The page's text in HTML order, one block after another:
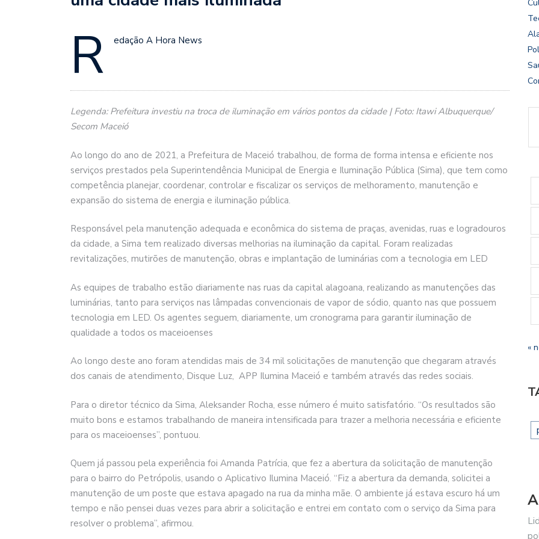
R edação A Hora News
Legenda: Prefeitura investiu na troca de iluminação em vários pontos da cidade | Foto: Itawi Albuquerque/
Secom Maceió
Ao longo do ano de 2021, a Prefeitura de Maceió trabalhou, de forma de forma intensa e eficiente nos
serviços prestados pela Superintendência Municipal de Energia e Iluminação Pública (Sima), que tem como
competência planejar, coordenar, controlar e fiscalizar os serviços de melhoramento, manutenção e
expansão do sistema de energia e iluminação pública.
Responsável pela manutenção adequada e econômica do sistema de praças, avenidas, ruas e logradouros
da cidade, a Sima tem realizado diversas melhorias na iluminação da capital. Foram realizadas
revitalizações, mutirões de manutenção, obras e implantação de luminárias com a tecnologia em LED
As equipes de trabalho estão diariamente nas ruas da capital alagoana, realizando as manutenções das
luminárias, tanto para serviços nas lâmpadas convencionais de vapor de sódio, quanto nas que possuem
tecnologia em LED. Os agentes seguem, diariamente, um cronograma para garantir iluminação de
qualidade a todos os maceioenses
Ao longo deste ano foram atendidas mais de 34 mil solicitações de manutenção que chegaram através
dos canais de atendimento, Disque Luz, APP Ilumina Maceió e também através das redes sociais.
Para o diretor técnico da Sima, Aleksander Rocha, esse número é muito satisfatório. “Os resultados são
muito bons e estamos trabalhando de maneira intensificada para trazer a melhoria necessária e eficiente
para os maceioenses”, pontuou.
Quem já passou pela experiência foi Amanda Patrícia, que fez a abertura da solicitação de manutenção
para o bairro do Petrópolis, usando o Aplicativo Ilumina Maceió. “Fiz a abertura da demanda, solicitei a
manutenção de um poste que estava apagado na rua da minha mãe. O ambiente já estava escuro há um
tempo e não pensei duas vezes para abrir a solicitação e entrei em contato com o serviço da Sima para
resolver o problema”, afirmou.
«